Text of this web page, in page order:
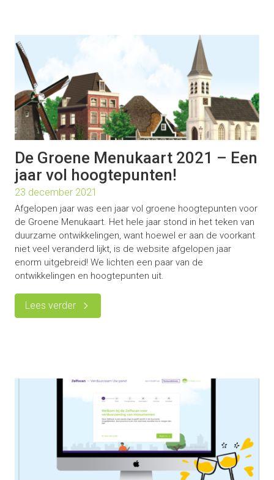
De Groene Menukaart 2021 – Een
jaar vol hoogtepunten!
23 december 2021
Afgelopen jaar was een jaar vol groene hoogtepunten voor
de Groene Menukaart. Het hele jaar stond in het teken van
duurzame ontwikkelingen, want hoewel er aan de voorkant
niet veel veranderd lijkt, is de website afgelopen jaar
enorm uitgebreid! We lichten een paar van de
ontwikkelingen en hoogtepunten uit.
Lees verder